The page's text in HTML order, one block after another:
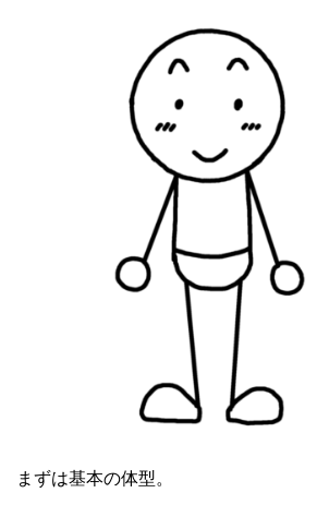
まずは基本の体型。